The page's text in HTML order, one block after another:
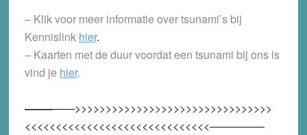
– Klik voor meer informatie over tsunami’s bij
Kennislink hier.
– Kaarten met de duur voordat een tsunami bij ons is
vind je hier.
——–——>>>>>>>>>>>>>>>>>>>>>>>>>>>>>>>>
<<<<<<<<<<<<<<<<<<<<<<<<<<<<<<—————